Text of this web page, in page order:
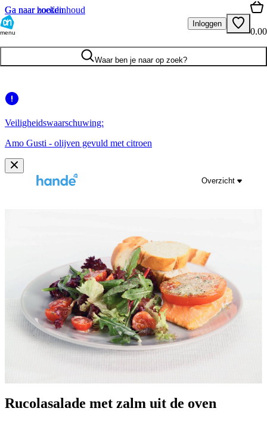
Ga naar hoofdinhoud
Ga naar zoeken
menu
Inloggen
0.00
Waar ben je naar op zoek?
Veiligheidswaarschuwing:
Amo Gusti - olijven gevuld met citroen
Overzicht
Rucolasalade met zalm uit de oven